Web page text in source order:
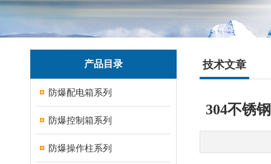
产品目录
防爆配电箱系列
防爆控制箱系列
防爆操作柱系列
技术文章
304不锈